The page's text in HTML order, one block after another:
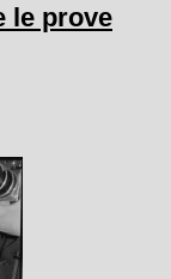
le prove